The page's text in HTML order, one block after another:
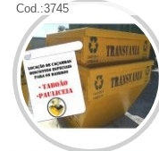
Cod.:3745